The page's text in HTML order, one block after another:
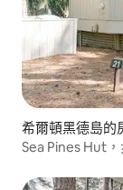
希爾頓黑德島的
Sea Pines Hut